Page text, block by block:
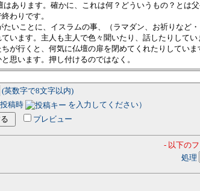
(英数字で8文字以内)
投稿時
を入力してください）
プレビュー
- 以下の
処理